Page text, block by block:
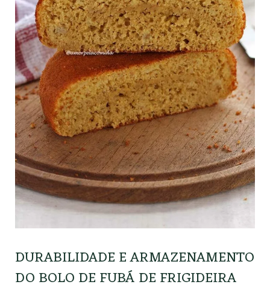
DURABILIDADE E ARMAZENAMENTO
DO BOLO DE FUBÁ DE FRIGIDEIRA